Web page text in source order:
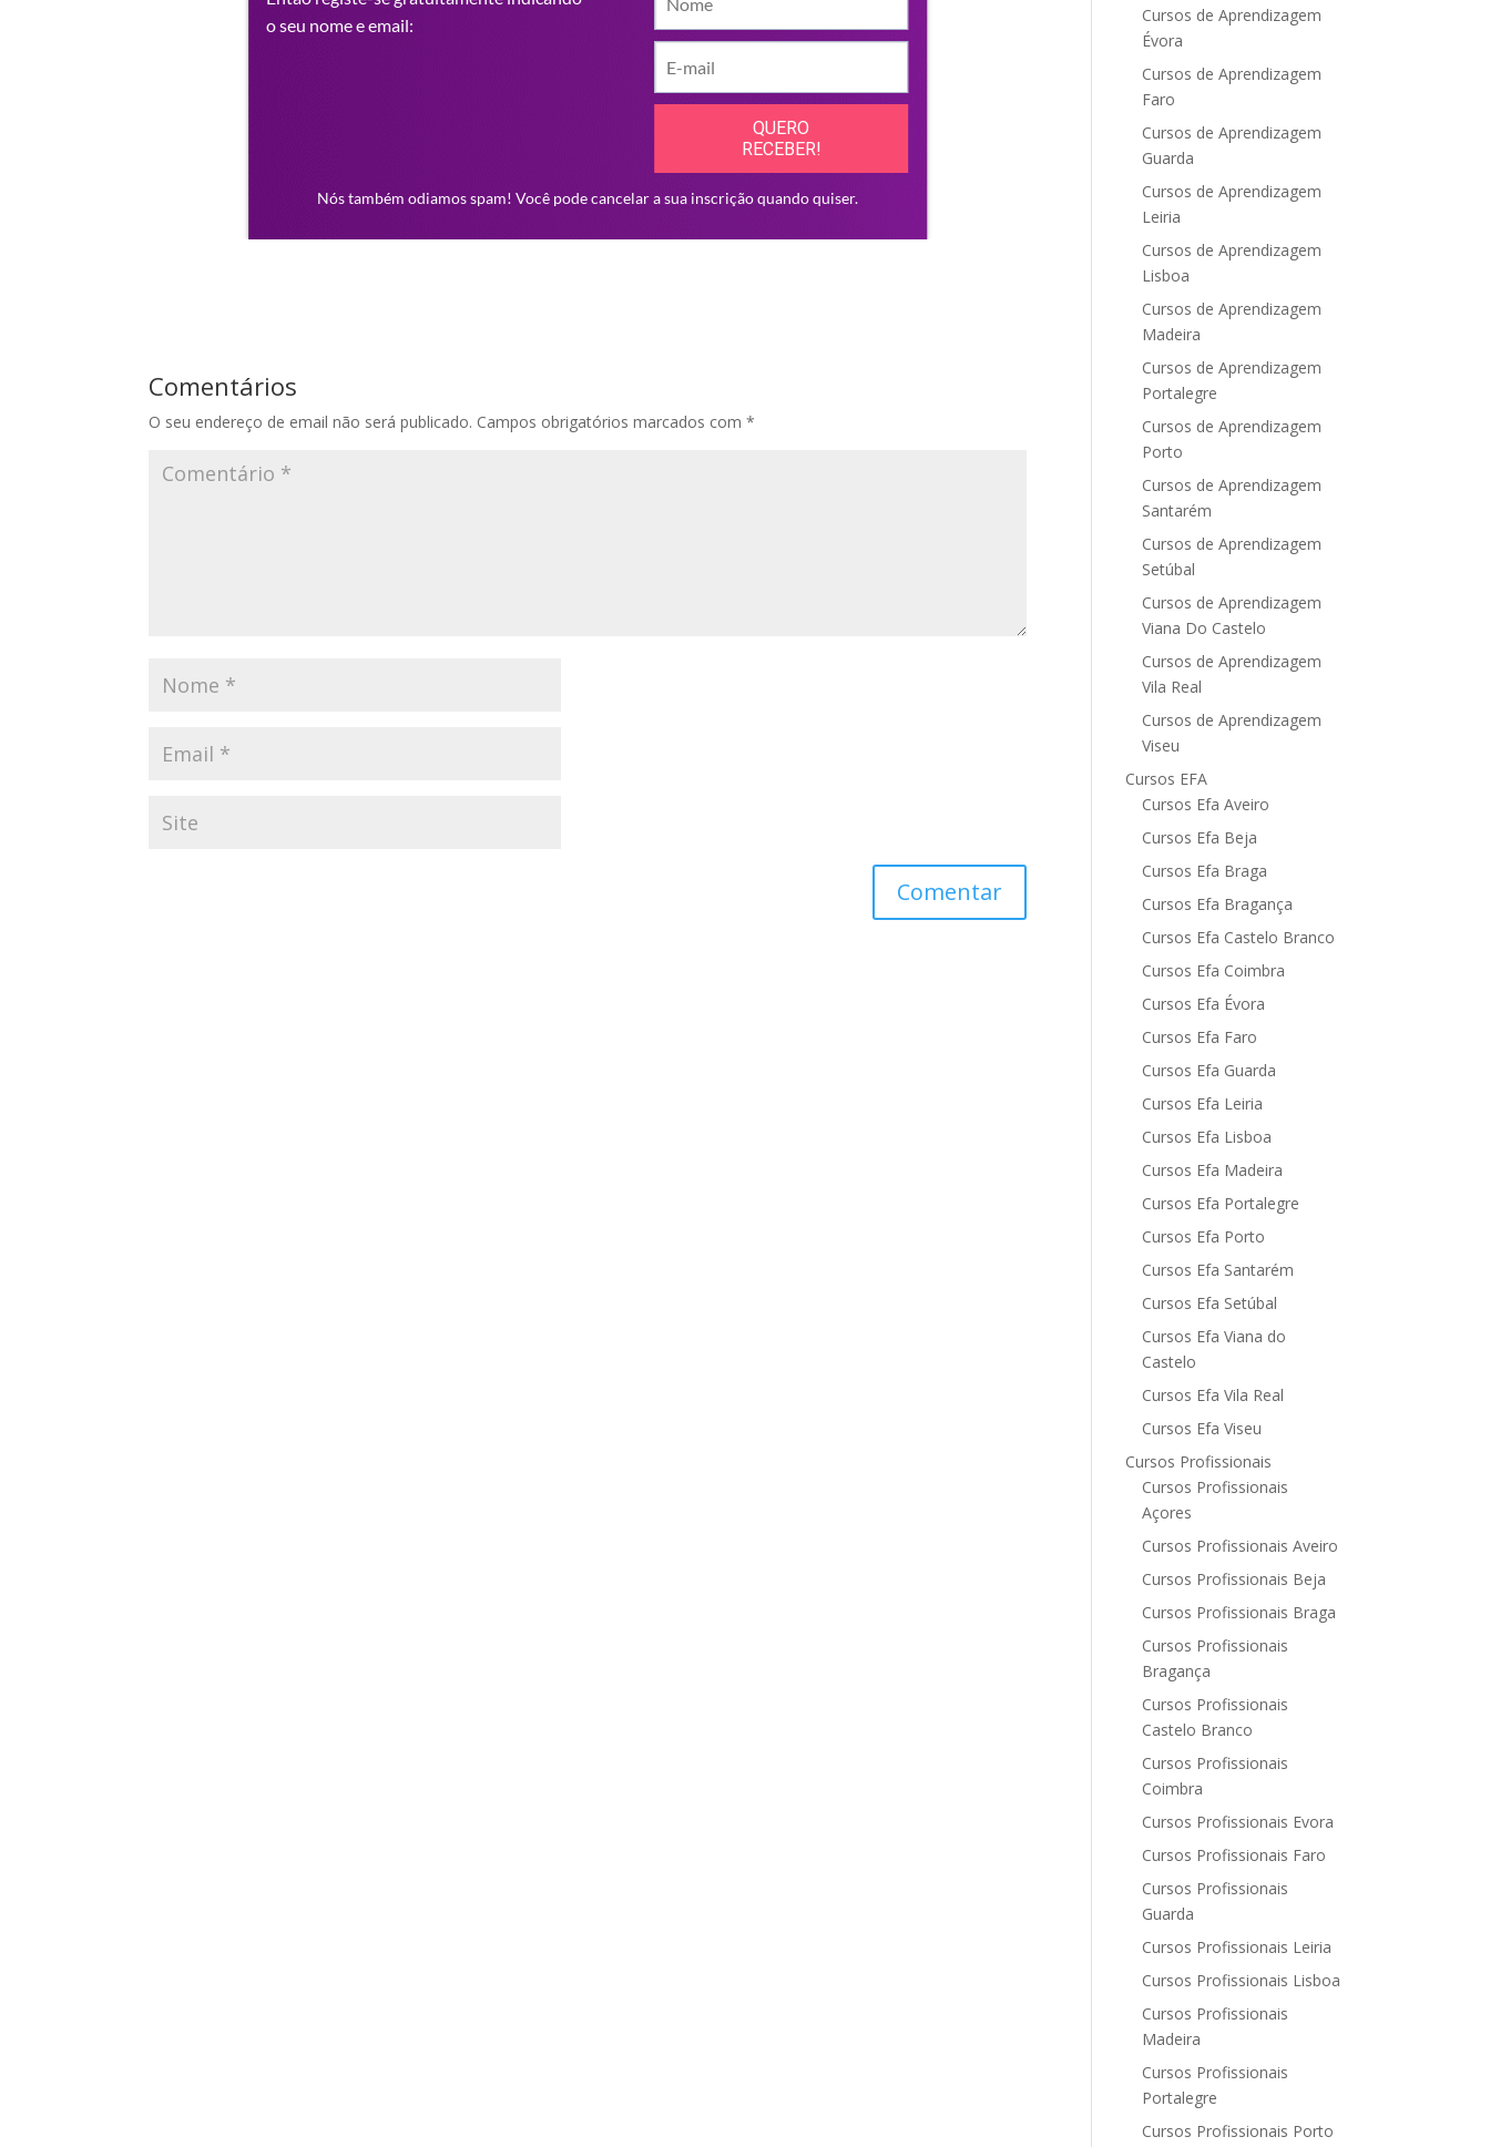
Comentários
O seu endereço de email não será publicado. Campos obrigatórios marcados com*
Cursos de Aprendizagem
Évora
Cursos de Aprendizagem
Faro
Cursos de Aprendizagem
Guarda
Cursos de Aprendizagem
Leiria
Cursos de Aprendizagem
Lisboa
Cursos de Aprendizagem
Madeira
Cursos de Aprendizagem
Portalegre
Cursos de Aprendizagem
Porto
Cursos de Aprendizagem
Santarém
Cursos de Aprendizagem
Setúbal
Cursos de Aprendizagem
Viana Do Castelo
Cursos de Aprendizagem
Vila Real
Cursos de Aprendizagem
Viseu
Cursos EFA
Cursos Efa Aveiro
Cursos Efa Beja
Cursos Efa Braga
Cursos Efa Bragança
Cursos Efa Castelo Branco
Cursos Efa Coimbra
Cursos Efa Évora
Cursos Efa Faro
Cursos Efa Guarda
Cursos Efa Leiria
Cursos Efa Lisboa
Cursos Efa Madeira
Cursos Efa Portalegre
Cursos Efa Porto
Cursos Efa Santarém
Cursos Efa Setúbal
Cursos Efa Viana do
Castelo
Cursos Efa Vila Real
Cursos Efa Viseu
Cursos Profissionais
Cursos Profissionais
Açores
Cursos Profissionais Aveiro
Cursos Profissionais Beja
Cursos Profissionais Braga
Cursos Profissionais
Bragança
Cursos Profissionais
Castelo Branco
Cursos Profissionais
Coimbra
Cursos Profissionais Evora
Cursos Profissionais Faro
Cursos Profissionais
Guarda
Cursos Profissionais Leiria
Cursos Profissionais Lisboa
Cursos Profissionais
Madeira
Cursos Profissionais
Portalegre
Cursos Profissionais Porto